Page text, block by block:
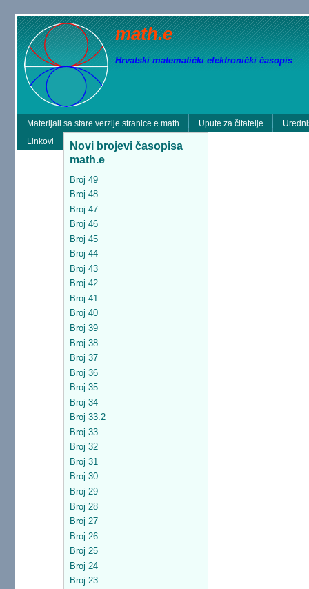
math.e
Hrvatski matematički elektronički časopis
Materijali sa stare verzije stranice e.math Upute za čitatelje
Linkovi
Novi brojevi časopisa
math.e
Broj 49
Broj 48
Broj 47
Broj 46
Broj 45
Broj 44
Broj 43
Broj 42
Broj 41
Broj 40
Broj 39
Broj 38
Broj 37
Broj 36
Broj 35
Broj 34
Broj 33.2
Broj 33
Broj 32
Broj 31
Broj 30
Broj 29
Broj 28
Broj 27
Broj 26
Broj 25
Broj 24
Broj 23